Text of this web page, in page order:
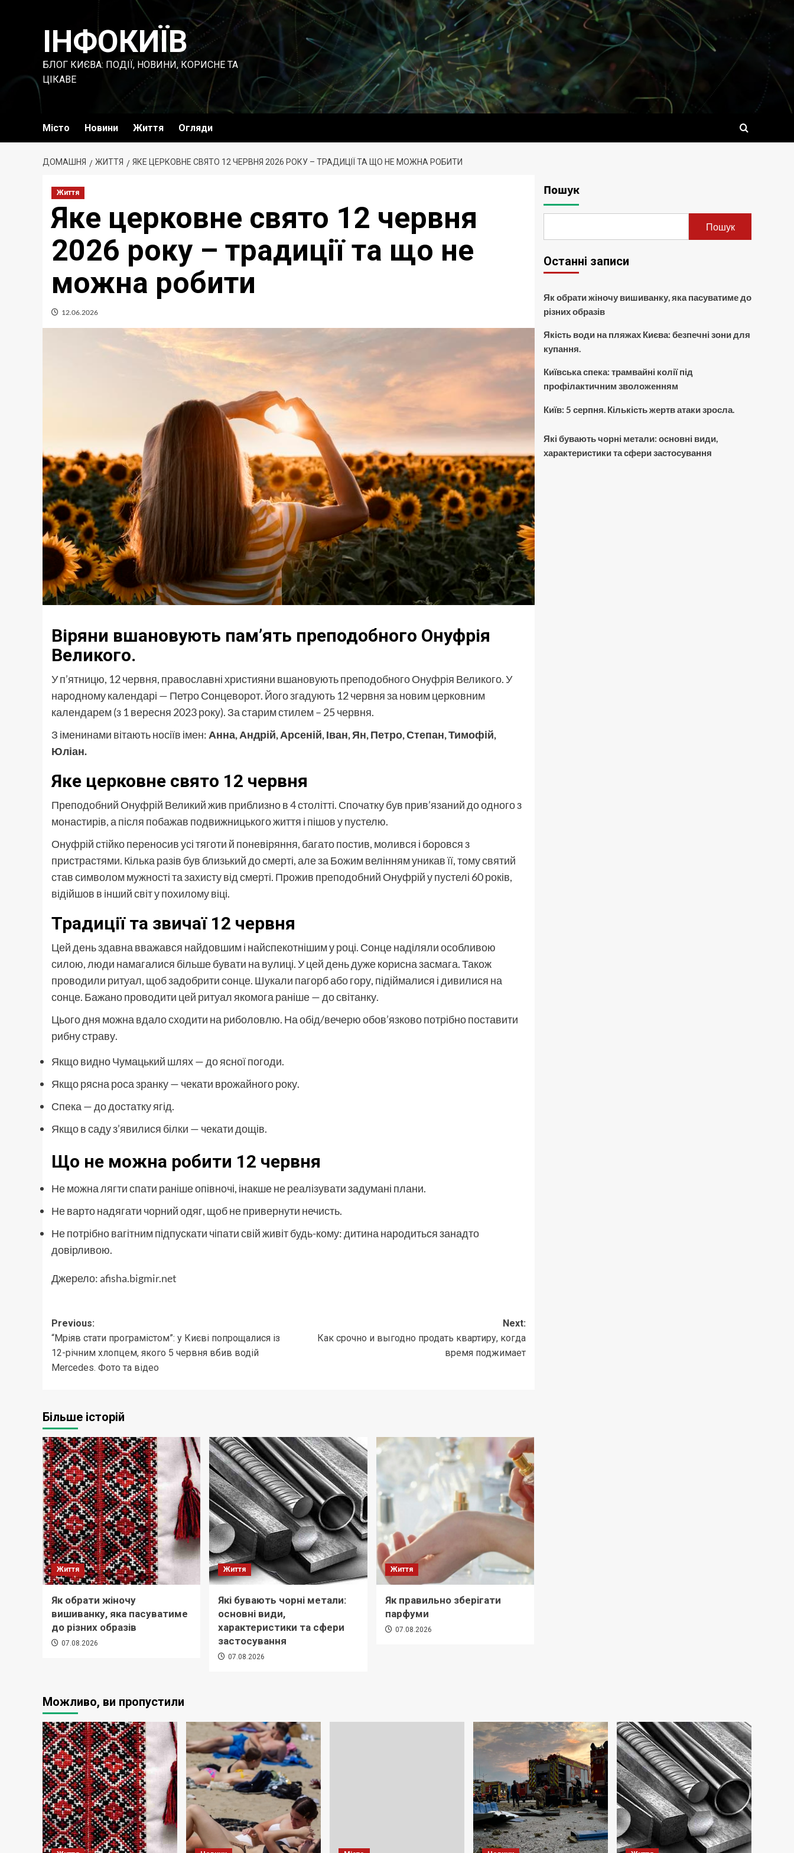
ІНФОКИЇВ
БЛОГ КИЄВА: ПОДІЇ, НОВИНИ, КОРИСНЕ ТА
ЦІКАВЕ
Місто Новини Життя Огляди
ДОМАШНЯ ЖИТТЯ ЯКЕ ЦЕРКОВНЕ СВЯТО 12 ЧЕРВНЯ 2026 РОКУ – ТРАДИЦІЇ ТА ЩО НЕ МОЖНА РОБИТИ
Життя
Яке церковне свято 12 червня
2026 року – традиції та що не
можна робити
12.06.2026
Віряни вшановують пам’ять преподобного Онуфрія
Великого.
У п’ятницю, 12 червня, православні християни вшановують преподобного Онуфрія Великого. У
народному календарі — Петро Сонцеворот. Його згадують 12 червня за новим церковним
календарем (з 1 вересня 2023 року). За старим стилем – 25 червня.
З іменинами вітають носіїв імен: Анна, Андрій, Арсеній, Іван, Ян, Петро, Степан, Тимофій,
Юліан.
Яке церковне свято 12 червня
Преподобний Онуфрій Великий жив приблизно в 4 столітті. Спочатку був прив’язаний до одного з
монастирів, а після побажав подвижницького життя і пішов у пустелю.
Онуфрій стійко переносив усі тяготи й поневіряння, багато постив, молився і боровся з
пристрастями. Кілька разів був близький до смерті, але за Божим велінням уникав її, тому святий
став символом мужності та захисту від смерті. Прожив преподобний Онуфрій у пустелі 60 років,
відійшов в інший світ у похилому віці.
Традиції та звичаї 12 червня
Цей день здавна вважався найдовшим і найспекотнішим у році. Сонце наділяли особливою
силою, люди намагалися більше бувати на вулиці. У цей день дуже корисна засмага. Також
проводили ритуал, щоб задобрити сонце. Шукали пагорб або гору, підіймалися і дивилися на
сонце. Бажано проводити цей ритуал якомога раніше — до світанку.
Цього дня можна вдало сходити на риболовлю. На обід/вечерю обов’язково потрібно поставити
рибну страву.
Якщо видно Чумацький шлях — до ясної погоди.
Якщо рясна роса зранку — чекати врожайного року.
Спека — до достатку ягід.
Якщо в саду з’явилися білки — чекати дощів.
Що не можна робити 12 червня
Не можна лягти спати раніше опівночі, інакше не реалізувати задумані плани.
Не варто надягати чорний одяг, щоб не привернути нечисть.
Не потрібно вагітним підпускати чіпати свій живіт будь-кому: дитина народиться занадто
довірливою.
Джерело: afisha.bigmir.net
Post
navigation
Previous:
“Мріяв стати програмістом”: у Києві попрощалися із
12-річним хлопцем, якого 5 червня вбив водій
Mercedes. Фото та відео
Next:
Как срочно и выгодно продать квартиру, когда
время поджимает
Більше історій
Життя
Як обрати жіночу
вишиванку, яка пасуватиме
до різних образів
07.08.2026
Життя
Які бувають чорні метали:
основні види,
характеристики та сфери
застосування
07.08.2026
Життя
Як правильно зберігати
парфуми
07.08.2026
Пошук
Пошук
Останні записи
Як обрати жіночу вишиванку, яка пасуватиме до
різних образів
Якість води на пляжах Києва: безпечні зони для
купання.
Київська спека: трамвайні колії під
профілактичним зволоженням
Київ: 5 серпня. Кількість жертв атаки зросла.
Які бувають чорні метали: основні види,
характеристики та сфери застосування
Можливо, ви пропустили